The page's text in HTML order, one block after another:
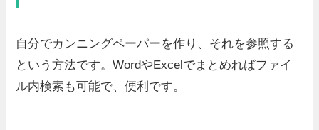
自分でカンニングペーパーを作り、それを参照する
という方法です。WordやExcelでまとめればファイ
ル内検索も可能で、便利です。